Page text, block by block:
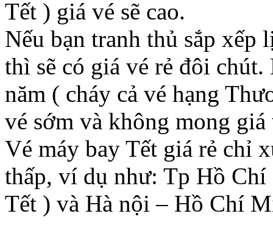
Tết ) giá vé sẽ cao.
Nếu bạn tranh thủ sắp xếp
thì sẽ có giá vé rẻ đôi
năm ( cháy cả vé hạng
vé sớm và không mong
Vé máy bay Tết giá rẻ chỉ
thấp, ví dụ như: Tp Hồ
Tết ) và Hà nội – Hồ Chí